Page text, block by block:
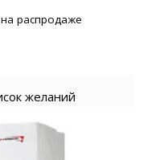
распродаже
желаний